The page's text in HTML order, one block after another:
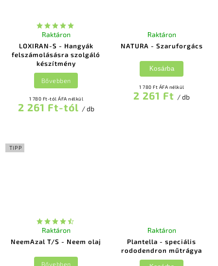
LOXIRAN-S - Hangyák
felszámolásásra szolgáló
készítmény
Raktáron
1 780 Ft-tól ÁFA nélkül
2 261 Ft-tól / db
Bővebben
NATURA - Szaruforgács
Raktáron
1 780 Ft ÁFA nélkül
2 261 Ft / db
Kosárba
TIPP
NeemAzal T/S - Neem olaj
Raktáron
Bővebben
Plantella - speciális
rododendron műtrágya
Raktáron